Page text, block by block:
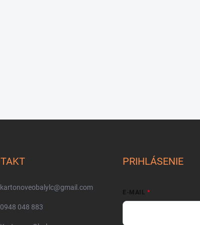
kartonoveobalylc@gmail.com
0948 048 883
PRIHLÁSENIE
E-MAIL